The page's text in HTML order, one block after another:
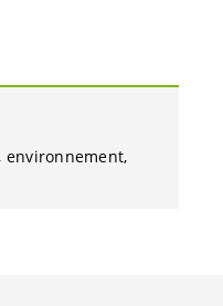
environnement